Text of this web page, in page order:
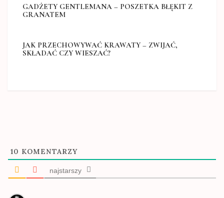
GADŻETY GENTLEMANA – POSZETKA BŁĘKIT Z
GRANATEM
JAK PRZECHOWYWAĆ KRAWATY – ZWIJAĆ,
SKŁADAĆ CZY WIESZAĆ?
10 KOMENTARZY
najstarszy